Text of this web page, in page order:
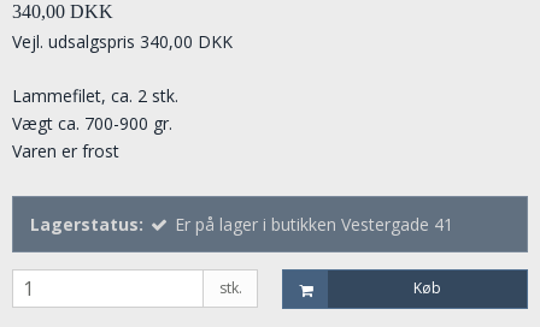
340,00 DKK
Vejl. udsalgspris 340,00 DKK
Lammefilet, ca. 2 stk.
Vægt ca. 700-900 gr.
Varen er frost
Lagerstatus: Er på lager i butikken Vestergade 41
stk. Køb